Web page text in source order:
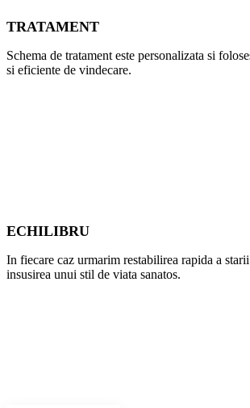
TRATAMENT
Schema de tratament este personalizata si
si eficiente de vindecare.
ECHILIBRU
In fiecare caz urmarim restabilirea rapida a starii
insusirea unui stil de viata sanatos.